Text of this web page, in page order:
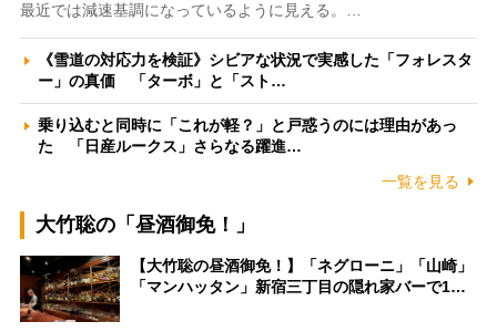
最近では減速基調になっているように見える。…
《雪道の対応力を検証》シビアな状況で実感した「フォレスタ
ー」の真価 「ターボ」と「スト…
乗り込むと同時に「これが軽？」と戸惑うのには理由があっ
た 「日産ルークス」さらなる躍進…
一覧を見る
大竹聡の「昼酒御免！」
【大竹聡の昼酒御免！】「ネグローニ」「山崎」
「マンハッタン」新宿三丁目の隠れ家バーで1…